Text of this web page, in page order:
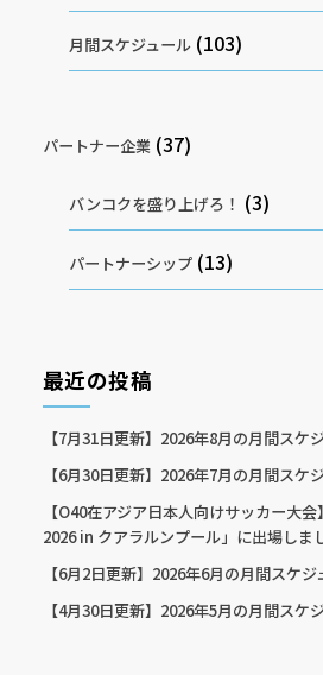
月間スケジュール (103)
パートナー企業 (37)
バンコクを盛り上げろ！ (3)
パートナーシップ (13)
最近の投稿
【7月31日更新】2026年8月の月間スケ
【6月30日更新】2026年7月の月間スケ
【O40在アジア日本人向けサッカー大
2026 in クアラルンプール」に出場しま
【6月2日更新】2026年6月の月間スケ
【4月30日更新】2026年5月の月間スケ